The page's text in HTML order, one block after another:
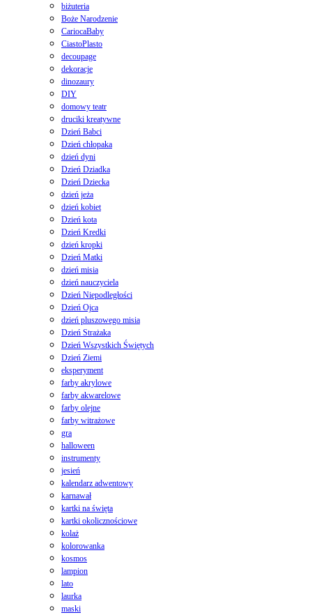
biżuteria
Boże Narodzenie
CariocaBaby
CiastoPlasto
decoupage
dekoracje
dinozaury
DIY
domowy teatr
druciki kreatywne
Dzień Babci
Dzień chłopaka
dzień dyni
Dzień Dziadka
Dzień Dziecka
dzień jeża
dzień kobiet
Dzień kota
Dzień Kredki
dzień kropki
Dzień Matki
dzień misia
dzień nauczyciela
Dzień Niepodległości
Dzień Ojca
dzień pluszowego misia
Dzień Strażaka
Dzień Wszystkich Świętych
Dzień Ziemi
eksperyment
farby akrylowe
farby akwarelowe
farby olejne
farby witrażowe
gra
halloween
instrumenty
jesień
kalendarz adwentowy
karnawał
kartki na święta
kartki okolicznościowe
kolaż
kolorowanka
kosmos
lampion
lato
laurka
maski